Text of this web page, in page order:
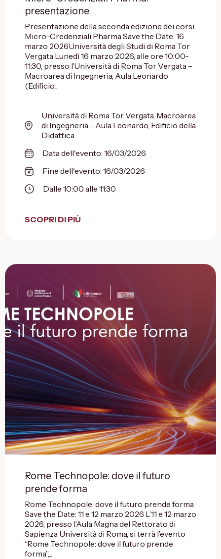
presentazione
Presentazione della seconda edizione dei corsi
Micro-Credenziali Pharma Save the Date: 16
marzo 2026Università degli Studi di Roma Tor
Vergata Lunedì 16 marzo 2026, alle ore 10:00-
11:30, presso l’Università di Roma Tor Vergata –
Macroarea di Ingegneria, Aula Leonardo
(Edificio...
Università di Roma Tor Vergata, Macroarea
di Ingegneria - Aula Leonardo, Edificio della
Didattica
Data dell'evento: 16/03/2026
Fine dell'evento: 16/03/2026
Dalle 10:00 alle 11:30
SCOPRI DI PIÙ
Rome Technopole: dove il futuro
prende forma
Rome Technopole: dove il futuro prende forma
Save the Date: 11 e 12 marzo 2026 L’11 e 12 marzo
2026, presso l’Aula Magna del Rettorato di
Sapienza Università di Roma, si terrà l’evento
“Rome Technopole: dove il futuro prende
forma”,...